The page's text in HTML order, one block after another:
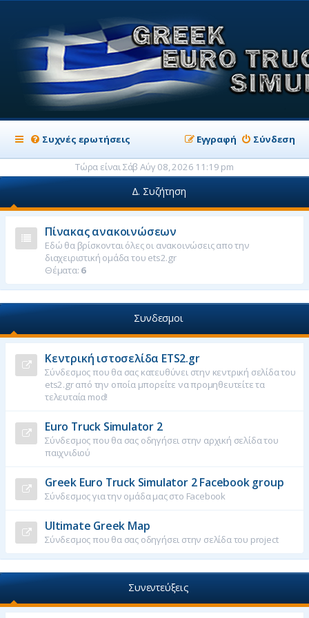
Συχνές ερωτήσεις Σύνδεση
Εγγραφή
Τώρα είναι Σάβ Αύγ 08, 2026 11:19 pm
Δ. Συζήτηση
Πίνακας ανακοινώσεων
Εδώ θα βρίσκονται όλες οι ανακοινώσεις απο την
διαχειριστική ομάδα του ets2.gr
Θέματα: 6
Συνδεσμοι
Κεντρική ιστοσελίδα ETS2.gr
Σύνδεσμος που θα σας κατευθύνει στην κεντρική σελίδα του
ets2.gr από την οποία μπορείτε να προμηθευτείτε τα
τελευταία mod!
Euro Truck Simulator 2
Σύνδεσμος που θα σας οδηγήσει στην αρχική σελίδα του
παιχνιδιού
Greek Euro Truck Simulator 2 Facebook group
Σύνδεσμος για την ομάδα μας στο Facebook
Ultimate Greek Map
Σύνδεσμος που θα σας οδηγήσει στην σελίδα του project
Συνεντεύξεις